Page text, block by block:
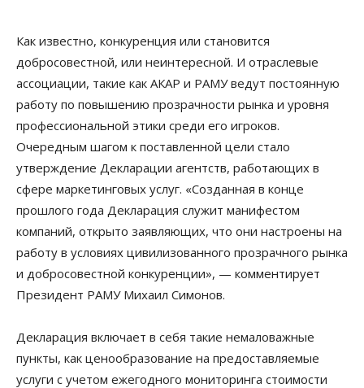
Как известно, конкуренция или становится
добросовестной, или неинтересной. И отраслевые
ассоциации, такие как АКАР и РАМУ ведут постоянную
работу по повышению прозрачности рынка и уровня
профессиональной этики среди его игроков.
Очередным шагом к поставленной цели стало
утверждение Декларации агентств, работающих в
сфере маркетинговых услуг. «Созданная в конце
прошлого года Декларация служит манифестом
компаний, открыто заявляющих, что они настроены на
работу в условиях цивилизованного прозрачного рынка
и добросовестной конкуренции», — комментирует
Президент РАМУ Михаил Симонов.
Декларация включает в себя такие немаловажные
пункты, как ценообразование на предоставляемые
услуги с учетом ежегодного мониторинга стоимости